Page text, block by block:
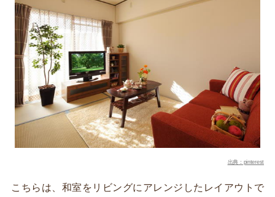
出典：pinterest
こちらは、和室をリビングにアレンジしたレイアウトで